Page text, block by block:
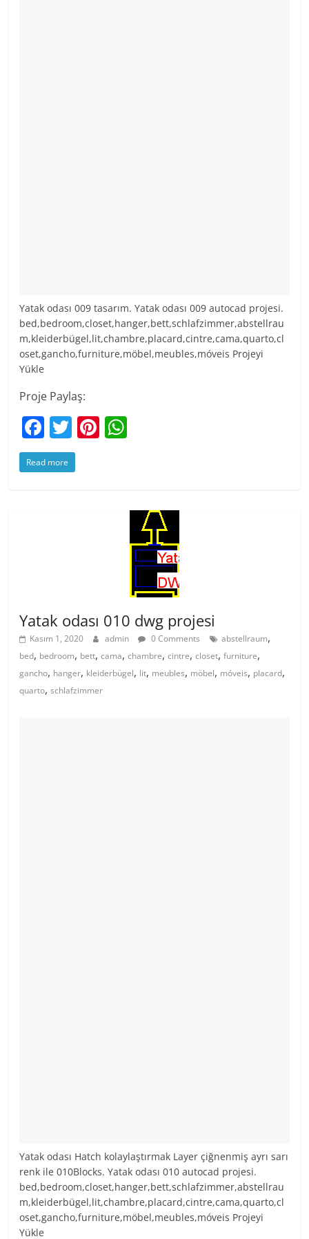
Yatak odası 009 tasarım. Yatak odası 009 autocad projesi.
bed,bedroom,closet,hanger,bett,schlafzimmer,abstellrau
m,kleiderbügel,lit,chambre,placard,cintre,cama,quarto,cl
oset,gancho,furniture,möbel,meubles,móveis Projeyi
Yükle
Proje Paylaş:
F
a
c
T
w
itt
Pi
A
p
p
Read more
Yatak odası 010 dwg projesi
Kasım 1, 2020 admin 0 Comments abstellraum,
bed, bedroom, bett,cama,chambre,cintre,closet,furniture,
gancho, hanger, kleiderbügel, lit, meubles, möbel, móveis, placard,
quarto,schlafzimmer
Yatak odası Hatch kolaylaştırmak Layer çiğnenmiş ayrı sarı
renk ile 010Blocks. Yatak odası 010 autocad projesi.
bed,bedroom,closet,hanger,bett,schlafzimmer,abstellrau
m,kleiderbügel,lit,chambre,placard,cintre,cama,quarto,cl
oset,gancho,furniture,möbel,meubles,móveis Projeyi
Yükle